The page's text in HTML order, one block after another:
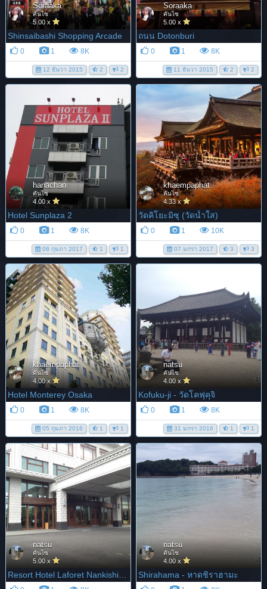
Soraaka
คันไซ
5.00 x
Shinsaibashi Shopping Arcade
0 1 8K
12 ธันวา 2015 2 2
Soraaka
คันไซ
5.00 x
ถนน Dotonburi
0 1 8K
11 ธันวา 2015 2 2
hanachan
คันไซ
4.00 x
Hotel Sunplaza 2
0 1 8K
08 กุมภา 2017 1 1
khaempaphat
คันไซ
4.33 x
วัดคิโยะมิซุ (วัดน้ำใส)
0 1 10K
07 มกรา 2017 3 3
khaempaphat
คันไซ
4.00 x
Hotel Monterey Osaka
0 1 8K
05 กุมภา 2016 1 1
natsu
คันไซ
4.00 x
Kofuku-ji - วัดโคฟุคุจิ
0 1 8K
31 มกรา 2016 1 1
natsu
คันไซ
5.00 x
natsu
คันไซ
4.00 x
Shirahama - หาดชิราฮามะ